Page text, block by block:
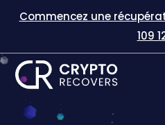
Commencez une
109